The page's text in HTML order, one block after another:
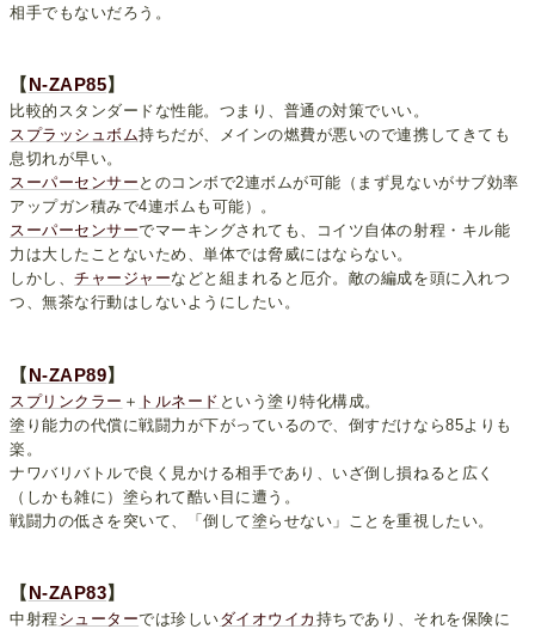
相手でもないだろう。
【N-ZAP85】
比較的スタンダードな性能。つまり、普通の対策でいい。
スプラッシュボム持ちだが、メインの燃費が悪いので連携してきても
息切れが早い。
スーパーセンサー とのコンボで2連ボムが可能（まず見ないがサブ効率
アップガン積みで4連ボムも可能）。
スーパーセンサーでマーキングされても、コイツ自体の射程・キル能
力は大したことないため、単体では脅威にはならない。
しかし、チャージャーなどと組まれると厄介。敵の編成を頭に入れつ
つ、無茶な行動はしないようにしたい。
【N-ZAP89】
スプリンクラー ＋ トルネード という塗り特化構成。
塗り能力の代償に戦闘力が下がっているので、倒すだけなら85よりも
楽。
ナワバリバトルで良く見かける相手であり、いざ倒し損ねると広く
（しかも雑に）塗られて酷い目に遭う。
戦闘力の低さを突いて、「倒して塗らせない」ことを重視したい。
【N-ZAP83】
中射程 シューターでは珍しいダイオウイカ 持ちであり、それを保険に